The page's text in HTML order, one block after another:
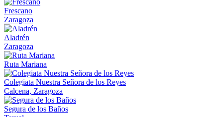
Frescano
Zaragoza
Aladrén
Zaragoza
Ruta Mariana
Colegiata Nuestra Señora de los Reyes
Calcena, Zaragoza
Segura de los Baños